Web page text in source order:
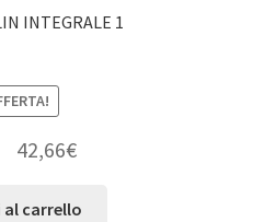
INTEGRALE 1
42,66€
al carrello